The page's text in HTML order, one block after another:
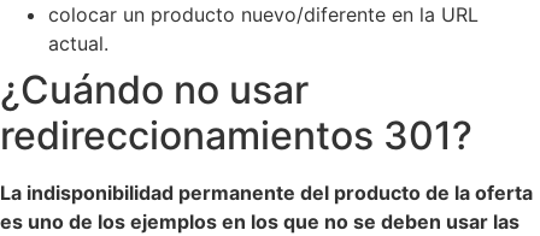
colocar un producto nuevo/diferente en la URL
actual.
¿Cuándo no usar
redireccionamientos 301?
La indisponibilidad permanente del producto de la oferta
es uno de los ejemplos en los que no se deben usar las